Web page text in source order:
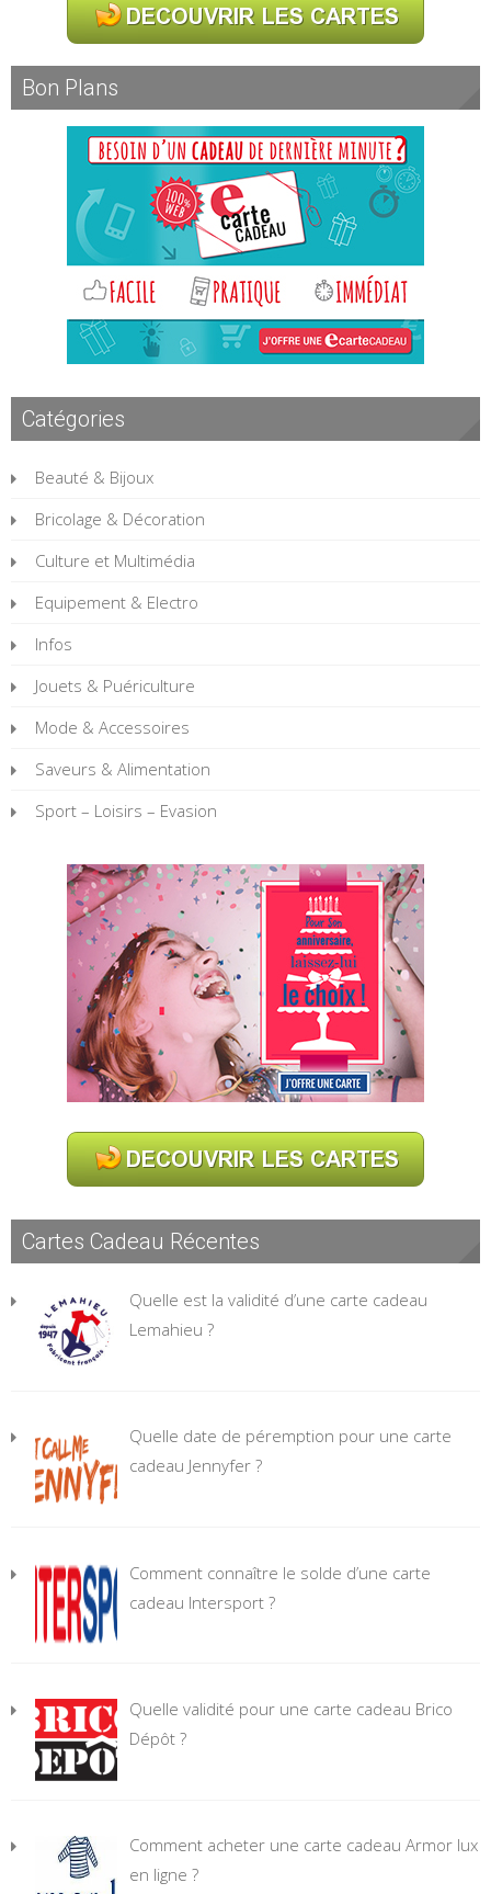
Bon Plans
Catégories
Beauté & Bijoux
Bricolage & Décoration
Culture et Multimédia
Equipement & Electro
Infos
Jouets & Puériculture
Mode & Accessoires
Saveurs & Alimentation
Sport – Loisirs – Evasion
Cartes Cadeau Récentes
Quelle est la validité d’une carte cadeau
Lemahieu ?
Quelle date de péremption pour une carte
cadeau Jennyfer ?
Comment connaître le solde d’une carte
cadeau Intersport ?
Quelle validité pour une carte cadeau Brico
Dépôt ?
Comment acheter une carte cadeau Armor lux
en ligne ?